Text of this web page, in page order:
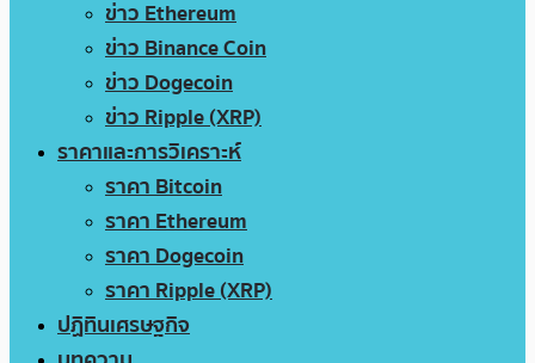
ข่าว Ethereum
ข่าว Binance Coin
ข่าว Dogecoin
ข่าว Ripple (XRP)
ราคาและการวิเคราะห์
ราคา Bitcoin
ราคา Ethereum
ราคา Dogecoin
ราคา Ripple (XRP)
ปฏิทินเศรษฐกิจ